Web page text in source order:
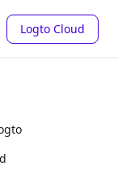
Logto Cloud